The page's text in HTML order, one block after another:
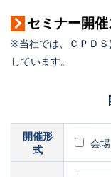
セミナー開
※当社では、ＣＰＤ
しています。
開催形
式
会場